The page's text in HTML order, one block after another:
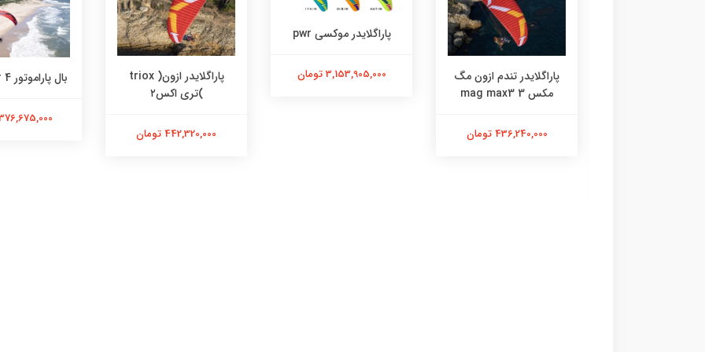
پاراگلایدر تندم ازون مگ
مکس 3 mag max3
436,240,000 تومان
پاراگلایدر موکسی pwr
3,153,905,000 تومان
پاراگلایدر ازون( triox
)تری اکس۲
442,320,000 تومان
بال پاراموتور roadster 4
376,675,000